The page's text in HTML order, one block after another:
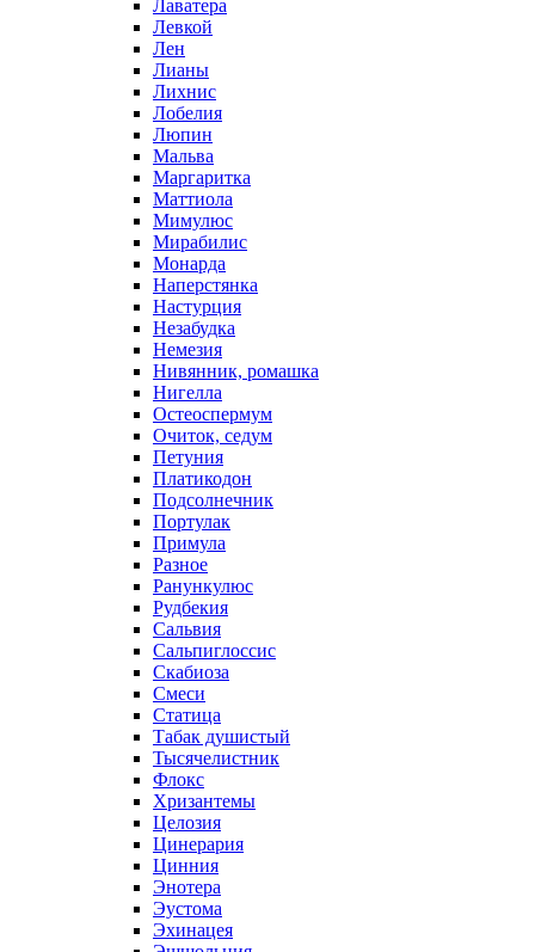
Лаватера
Левкой
Лен
Лианы
Лихнис
Лобелия
Люпин
Мальва
Маргаритка
Маттиола
Мимулюс
Мирабилис
Монарда
Наперстянка
Настурция
Незабудка
Немезия
Нивянник, ромашка
Нигелла
Остеоспермум
Очиток, седум
Петуния
Платикодон
Подсолнечник
Портулак
Примула
Разное
Ранункулюс
Рудбекия
Сальвия
Сальпиглоссис
Скабиоза
Смеси
Статица
Табак душистый
Тысячелистник
Флокс
Хризантемы
Целозия
Цинерария
Цинния
Энотера
Эустома
Эхинацея